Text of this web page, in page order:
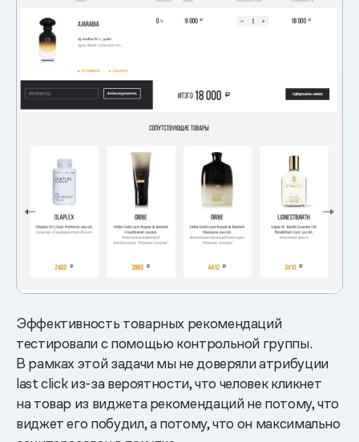
Эффективность товарных рекомендаций
тестировали с помощью контрольной группы.
В рамках этой задачи мы не доверяли атрибуции
last click из-за вероятности, что человек кликнет
на товар из виджета рекомендаций не потому, что
виджет его побудил, а потому, что он максимально